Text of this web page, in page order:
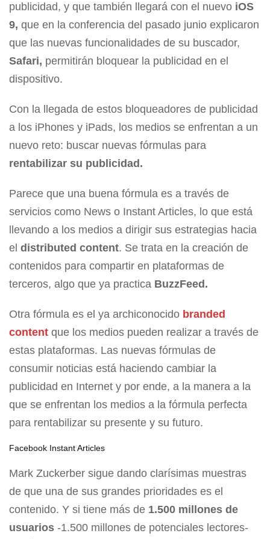
publicidad, y que también llegará con el nuevo iOS
9, que en la conferencia del pasado junio explicaron
que las nuevas funcionalidades de su buscador,
Safari, permitirán bloquear la publicidad en el
dispositivo.
Con la llegada de estos bloqueadores de publicidad
a los iPhones y iPads, los medios se enfrentan a un
nuevo reto: buscar nuevas fórmulas para
rentabilizar su publicidad.
Parece que una buena fórmula es a través de
servicios como News o Instant Articles, lo que está
llevando a los medios a dirigir sus estrategias hacia
el distributed content. Se trata en la creación de
contenidos para compartir en plataformas de
terceros, algo que ya practica BuzzFeed.
Otra fórmula es el ya archiconocido branded
content que los medios pueden realizar a través de
estas plataformas. Las nuevas fórmulas de
consumir noticias está haciendo cambiar la
publicidad en Internet y por ende, a la manera a la
que se enfrentan los medios a la fórmula perfecta
para rentabilizar su presente y su futuro.
Facebook Instant Articles
Mark Zuckerber sigue dando clarísimas muestras
de que una de sus grandes prioridades es el
contenido. Y si tiene más de 1.500 millones de
usuarios -1.500 millones de potenciales lectores-